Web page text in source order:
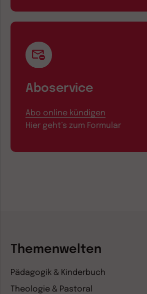
Aboservice
Abo online kündigen
Hier geht’s zum Formular
Themenwelten
Pädagogik & Kinderbuch
Theologie & Pastoral